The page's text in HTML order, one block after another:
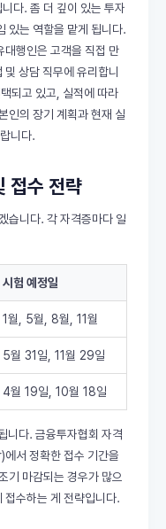
다. 좀 더 깊이 있는 투자
있는 역할을 맡게 됩니다.
대행인은 고객을 직접 만
상담 직무에 유리합니
되고 있고, 실적에 따라
인의 장기 계획과 현재 실
니다.
접수 전략
습니다. 각 자격증마다 일
시험 예정일
1월, 5월, 8월, 11월
5월 31일, 11월 29일
4월 19일, 10월 18일
니다. 금융투자협회 자격
서 정확한 접수 기간을
기 마감되는 경우가 많으
접수하는 게 전략입니다.